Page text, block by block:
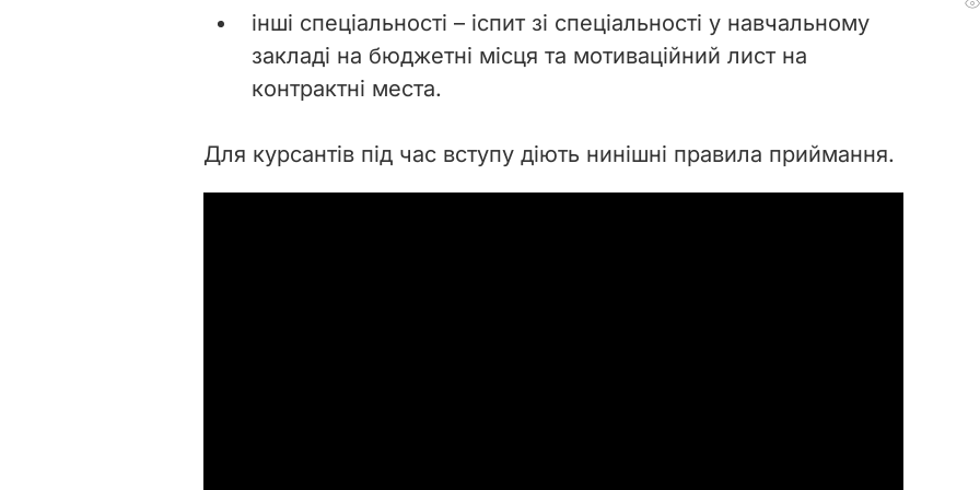
інші спеціальності – іспит зі спеціальності у навчальному
закладі на бюджетні місця та мотиваційний лист на
контрактні места.
Для курсантів під час вступу діють нинішні правила приймання.